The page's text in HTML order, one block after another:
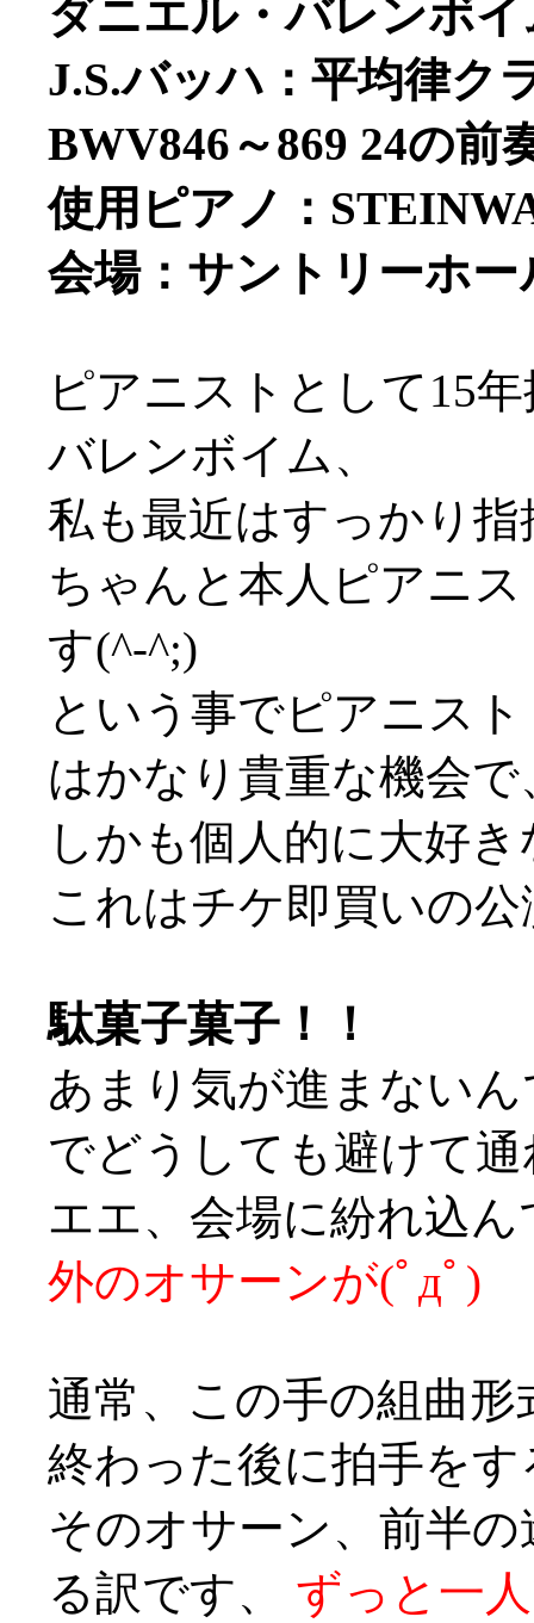
ダニエル・バレンボ
J.S.バッハ：平均律ク
BWV846～869 24の前
使用ピアノ：
会場：サントリーホー
ピアニストとして15
バレンボイム、
私も最近はすっかり
ちゃんと本人ピアニ
す(^-^;)
という事でピアニス
はかなり貴重な機会で
しかも個人的に大好
これはチケ即買いの
駄菓子菓子！！
あまり気が進まない
でどうしても避けて
エエ、会場に紛れ込
外のオサーンが(ﾟдﾟ)
通常、この手の組曲
終わった後に拍手を
そのオサーン、前半
る訳です、 ずっと一